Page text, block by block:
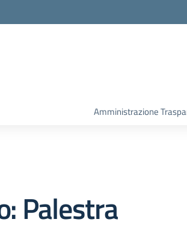
Amministrazione
Palestra